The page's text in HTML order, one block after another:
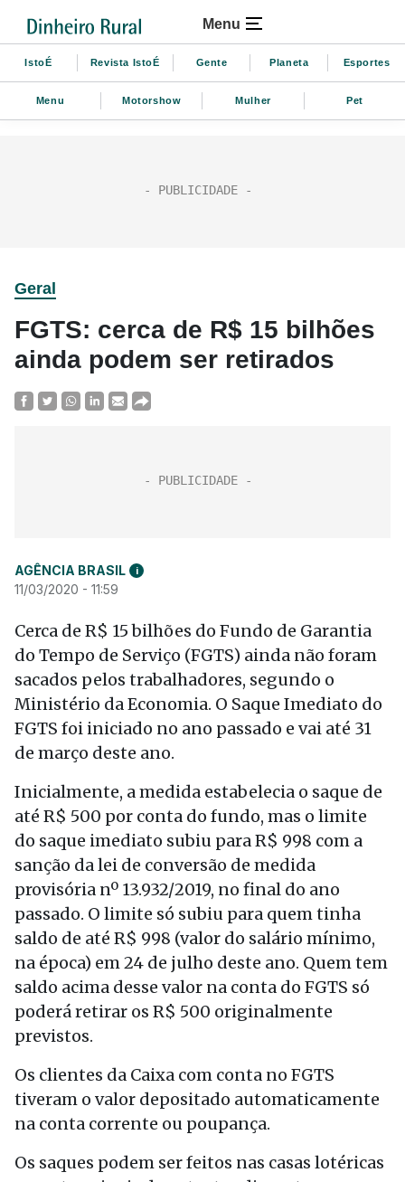
Menu
IstoÉ Revista IstoÉ Gente Planeta Esportes
Menu Motorshow Mulher Pet
Geral
FGTS: cerca de R$ 15 bilhões
ainda podem ser retirados
AGÊNCIA BRASIL i
11/03/2020 - 11:59
Cerca de R$ 15 bilhões do Fundo de Garantia
do Tempo de Serviço (FGTS) ainda não foram
sacados pelos trabalhadores, segundo o
Ministério da Economia. O Saque Imediato do
FGTS foi iniciado no ano passado e vai até 31
de março deste ano.
Inicialmente, a medida estabelecia o saque de
até R$ 500 por conta do fundo, mas o limite
do saque imediato subiu para R$ 998 com a
sanção da lei de conversão de medida
provisória nº 13.932/2019, no final do ano
passado. O limite só subiu para quem tinha
saldo de até R$ 998 (valor do salário mínimo,
na época) em24 de julho deste ano. Quem tem
saldo acima desse valor na conta do FGTS só
poderá retirar os R$ 500 originalmente
previstos.
Os clientes da Caixa com conta no FGTS
tiveram o valor depositado automaticamente
na conta corrente ou poupança.
Os saques podem ser feitos nas casas lotéricas